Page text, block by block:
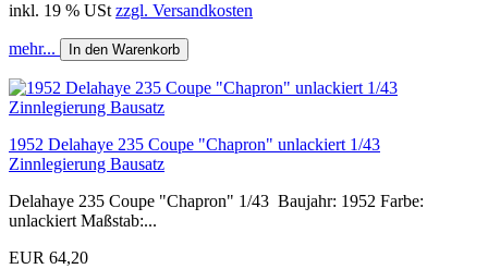
inkl. 19 % USt zzgl. Versandkosten
mehr... In den Warenkorb
1952 Delahaye 235 Coupe "Chapron" unlackiert 1/43
Zinnlegierung Bausatz
Delahaye 235 Coupe "Chapron" 1/43 Baujahr: 1952 Farbe:
unlackiert Maßstab:...
EUR 64,20